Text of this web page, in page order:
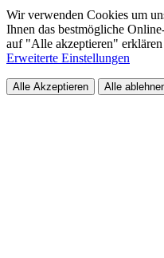
Wir verwenden Cookies um
Ihnen das bestmögliche
auf "Alle akzeptieren"
Erweiterte Einstellungen
Alle Akzeptieren Alle